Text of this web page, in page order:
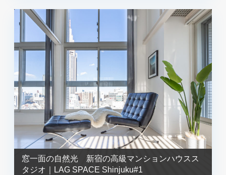
窓一面の自然光 新宿の高級マンションハウスス
タジオ｜LAG SPACE Shinjuku#1